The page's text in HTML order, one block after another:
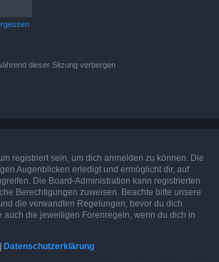
dieser Sitzung verbergen
registriert sein, um dich anmelden zu können. Die
Augenblicken erledigt und ermöglicht dir, auf
Die Board-Administration kann registrierten
Berechtigungen zuweisen. Beachte bitte unsere
die verwandten Regelungen, bevor du dich
auch die jeweiligen Forenregeln, wenn du dich in
| Datenschutzerklärung